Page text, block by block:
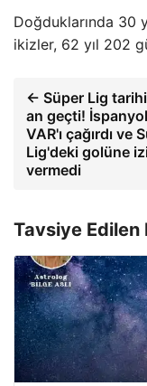
Doğduklarında 30
ikizler, 62 yıl 202
← Süper Lig
an geçti!
VAR'ı çağırdı ve
Lig'deki golüne
vermedi
Tavsiye Edilen